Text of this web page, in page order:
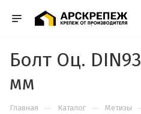
Болт Оц.
мм
Главная — Каталог — Метизы